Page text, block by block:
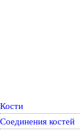
Кости
Соединения костей